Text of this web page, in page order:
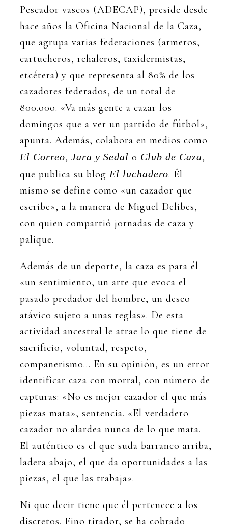
Pescador vascos (ADECAP), preside desde
hace años la Oficina Nacional de la Caza,
que agrupa varias federaciones (armeros,
cartucheros, rehaleros, taxidermistas,
etcétera) y que representa al 80% de los
cazadores federados, de un total de
800.000. «Va más gente a cazar los
domingos que a ver un partido de fútbol»,
apunta. Además, colabora en medios como
El Correo,Jara y Sedal o Club de Caza,
que publica su blogEl luchadero. Él
mismo se define como «un cazador que
escribe», a la manera de Miguel Delibes,
con quien compartió jornadas de caza y
palique.
Además de un deporte, la caza es para él
«un sentimiento, un arte que evoca el
pasado predador del hombre, un deseo
atávico sujeto a unas reglas». De esta
actividad ancestral le atrae lo que tiene de
sacrificio, voluntad, respeto,
compañerismo… En su opinión, es un error
identificar caza con morral, con número de
capturas: «No es mejor cazador el que más
piezas mata», sentencia. «El verdadero
cazador no alardea nunca de lo que mata.
El auténtico es el que suda barranco arriba,
ladera abajo, el que da oportunidades a las
piezas, el que las trabaja».
Ni que decir tiene que él pertenece a los
discretos. Fino tirador, se ha cobrado